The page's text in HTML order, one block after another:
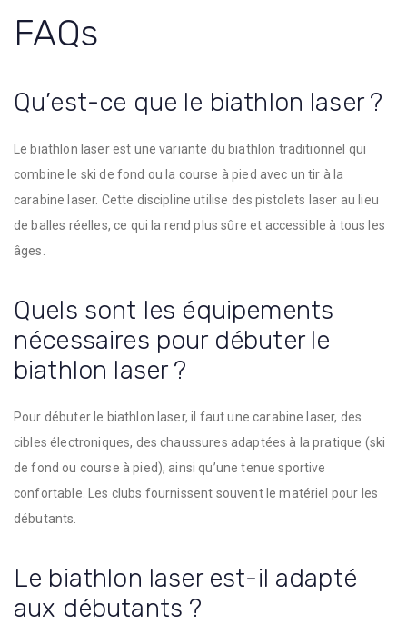
FAQs
Qu’est-ce que le biathlon laser ?
Le biathlon laser est une variante du biathlon traditionnel qui
combine le ski de fond ou la course à pied avec un tir à la
carabine laser. Cette discipline utilise des pistolets laser au lieu
de balles réelles, ce qui la rend plus sûre et accessible à tous les
âges.
Quels sont les équipements
nécessaires pour débuter le
biathlon laser ?
Pour débuter le biathlon laser, il faut une carabine laser, des
cibles électroniques, des chaussures adaptées à la pratique (ski
de fond ou course à pied), ainsi qu’une tenue sportive
confortable. Les clubs fournissent souvent le matériel pour les
débutants.
Le biathlon laser est-il adapté
aux débutants ?